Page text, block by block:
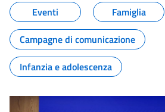
Eventi
Famiglia
Campagne di comunicazione
Infanzia e adolescenza